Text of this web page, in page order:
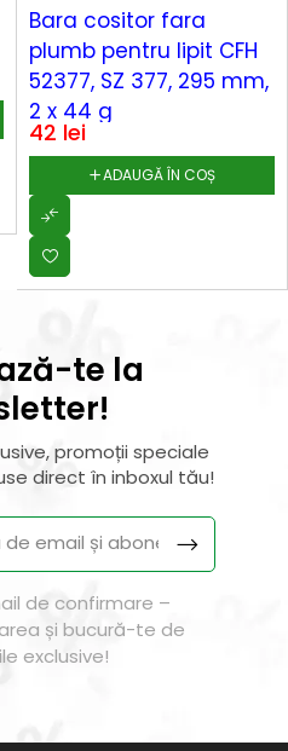
Bara cositor fara
plumb pentru lipit CFH
52377, SZ 377, 295 mm,
2 x 44 g
42 lei
ADAUGĂ ÎN COȘ
te la
promoții speciale
direct în inboxul tău!
de confirmare –
și bucură-te de
exclusive!